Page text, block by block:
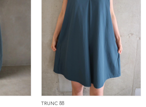
TRUNC 88